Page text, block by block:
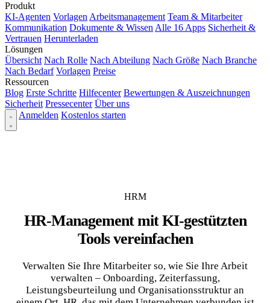
Produkt
KI-Agenten Vorlagen Arbeitsmanagement Team & Mitarbeiter
Kommunikation Dokumente & Wissen Alle 16 Apps Sicherheit &
Vertrauen Herunterladen
Lösungen
Übersicht Nach Rolle Nach Abteilung Nach Größe Nach Branche
Nach Bedarf Vorlagen Preise
Ressourcen
Blog Erste Schritte Hilfecenter Bewertungen & Auszeichnungen
Sicherheit Pressecenter Über uns
Anmelden Kostenlos starten
HRM
HR-Management mit KI-gestützten
Tools vereinfachen
Verwalten Sie Ihre Mitarbeiter so, wie Sie Ihre Arbeit
verwalten – Onboarding, Zeiterfassung,
Leistungsbeurteilung und Organisationsstruktur an